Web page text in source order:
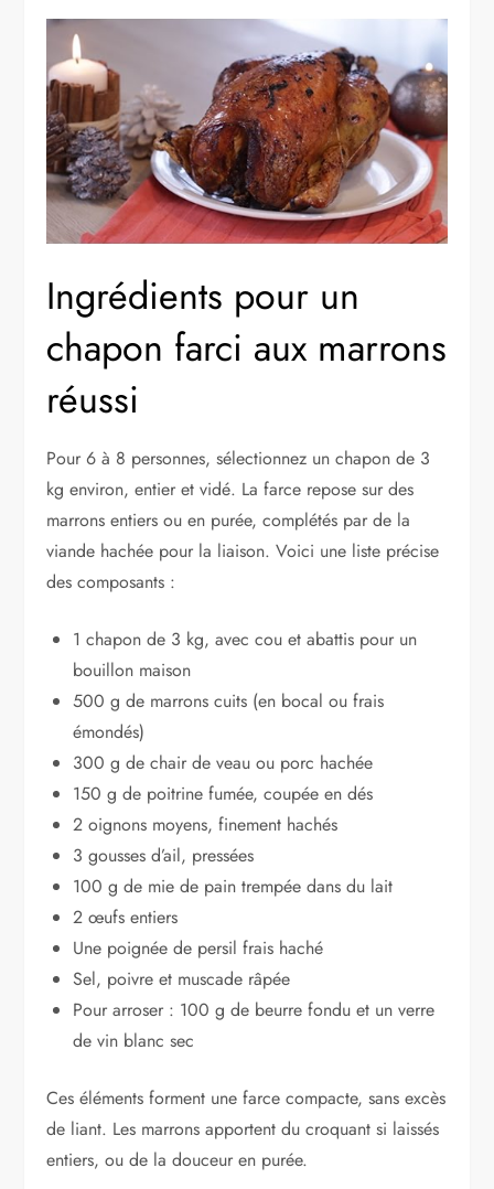
Ingrédients pour un
chapon farci aux marrons
réussi
Pour 6 à 8 personnes, sélectionnez un chapon de 3
kg environ, entier et vidé. La farce repose sur des
marrons entiers ou en purée, complétés par de la
viande hachée pour la liaison. Voici une liste précise
des composants :
1 chapon de 3 kg, avec cou et abattis pour un
bouillon maison
500 g de marrons cuits (en bocal ou frais
émondés)
300 g de chair de veau ou porc hachée
150 g de poitrine fumée, coupée en dés
2 oignons moyens, finement hachés
3 gousses d’ail, pressées
100 g de mie de pain trempée dans du lait
2 œufs entiers
Une poignée de persil frais haché
Sel, poivre et muscade râpée
Pour arroser : 100 g de beurre fondu et un verre
de vin blanc sec
Ces éléments forment une farce compacte, sans excès
de liant. Les marrons apportent du croquant si laissés
entiers, ou de la douceur en purée.